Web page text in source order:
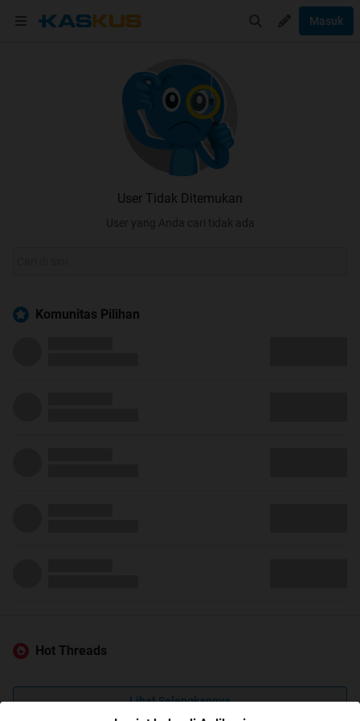
Masuk
User Tidak Ditemukan
User yang Anda cari tidak ada
Komunitas Pilihan
Hot Threads
Lihat Selengkapnya